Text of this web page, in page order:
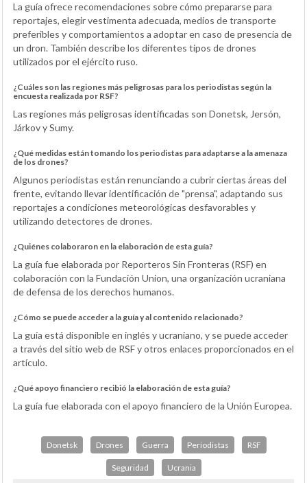
La guía ofrece recomendaciones sobre cómo prepararse para
reportajes, elegir vestimenta adecuada, medios de transporte
preferibles y comportamientos a adoptar en caso de presencia de
un dron. También describe los diferentes tipos de drones
utilizados por el ejército ruso.
¿Cuáles son las regiones más peligrosas para los periodistas según la
encuesta realizada por RSF?
Las regiones más peligrosas identificadas son Donetsk, Jersón,
Járkov y Sumy.
¿Qué medidas están tomando los periodistas para adaptarse a la amenaza
de los drones?
Algunos periodistas están renunciando a cubrir ciertas áreas del
frente, evitando llevar identificación de "prensa", adaptando sus
reportajes a condiciones meteorológicas desfavorables y
utilizando detectores de drones.
¿Quiénes colaboraron en la elaboración de esta guía?
La guía fue elaborada por Reporteros Sin Fronteras (RSF) en
colaboración con la Fundación Union, una organización ucraniana
de defensa de los derechos humanos.
¿Cómo se puede acceder a la guía y al contenido relacionado?
La guía está disponible en inglés y ucraniano, y se puede acceder
a través del sitio web de RSF y otros enlaces proporcionados en el
artículo.
¿Qué apoyo financiero recibió la elaboración de esta guía?
La guía fue elaborada con el apoyo financiero de la Unión Europea.
Donetsk Drones Guerra Periodistas RSF
Seguridad Ucrania